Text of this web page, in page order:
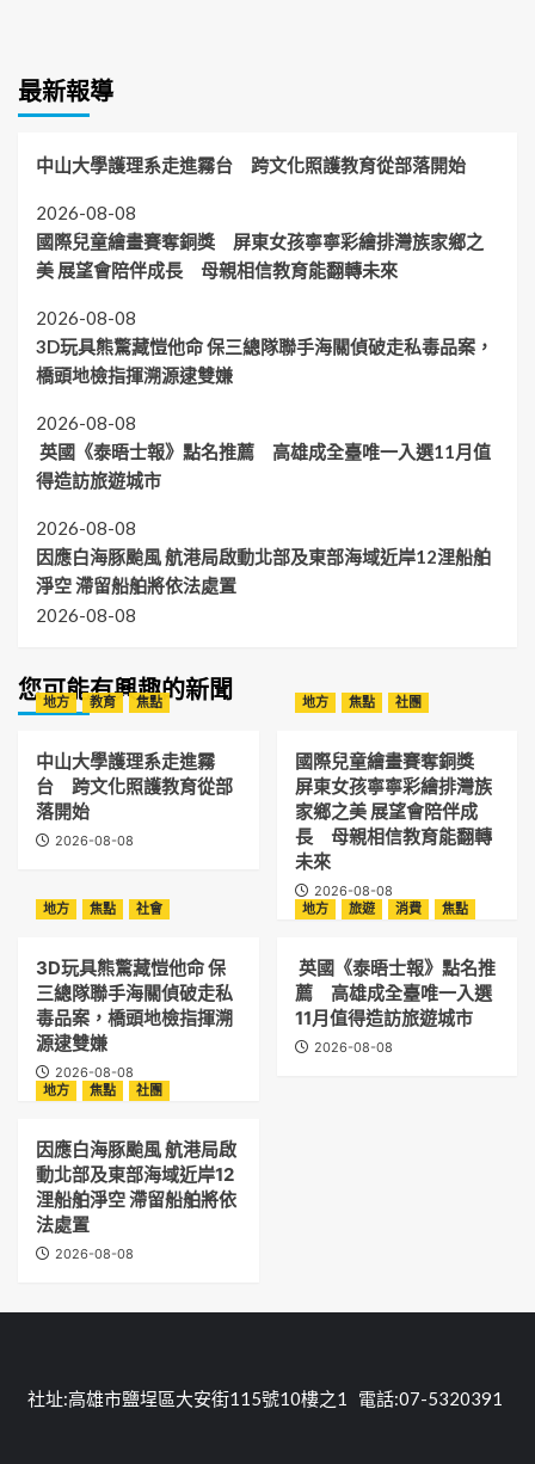
最新報導
中山大學護理系走進霧台 跨文化照護教育從部落開始
2026-08-08
國際兒童繪畫賽奪銅獎 屏東女孩寧寧彩繪排灣族家鄉之
美 展望會陪伴成長 母親相信教育能翻轉未來
2026-08-08
3D玩具熊驚藏愷他命 保三總隊聯手海關偵破走私毒品案，
橋頭地檢指揮溯源逮雙嫌
2026-08-08
英國《泰晤士報》點名推薦 高雄成全臺唯一入選11月值
得造訪旅遊城市
2026-08-08
因應白海豚颱風 航港局啟動北部及東部海域近岸12浬船舶
淨空 滯留船舶將依法處置
2026-08-08
您可能有興趣的新聞
地方 教育 焦點
中山大學護理系走進霧
台 跨文化照護教育從部
落開始
2026-08-08
地方 焦點 社團
國際兒童繪畫賽奪銅獎
屏東女孩寧寧彩繪排灣族
家鄉之美 展望會陪伴成
長 母親相信教育能翻轉
未來
2026-08-08
地方
焦點 社會
3D玩具熊驚藏愷他命 保
三總隊聯手海關偵破走私
毒品案，橋頭地檢指揮溯
源逮雙嫌
2026-08-08
地方 旅遊 消費 焦點
英國《泰晤士報》點名推
薦 高雄成全臺唯一入選
11月值得造訪旅遊城市
2026-08-08
地方 焦點 社團
因應白海豚颱風 航港局啟
動北部及東部海域近岸12
浬船舶淨空 滯留船舶將依
法處置
2026-08-08
社址:高雄市鹽埕區大安街115號10樓之1 電話:07-5320391